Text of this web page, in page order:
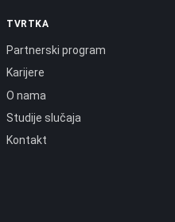
TVRTKA
Partnerski program
Karijere
O nama
Studije slučaja
Kontakt